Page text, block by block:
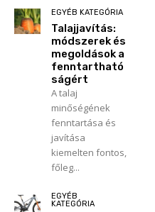
EGYÉB KATEGÓRIA
Talajjavítás:
módszerek és
megoldások a
fenntartható
ságért
A talaj
minőségének
fenntartása és
javítása
kiemelten fontos,
főleg...
EGYÉB
KATEGÓRIA